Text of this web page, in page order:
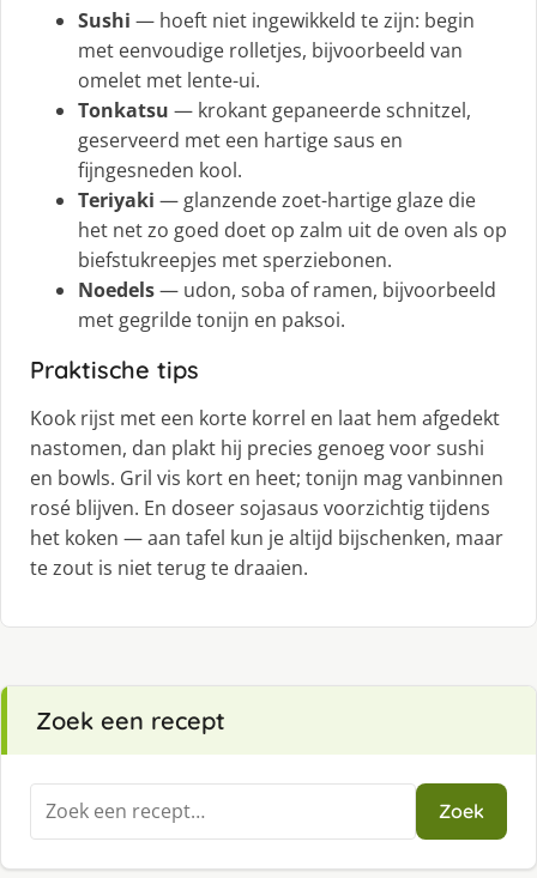
Sushi — hoeft niet ingewikkeld te zijn: begin
met eenvoudige rolletjes, bijvoorbeeld van
omelet met lente-ui.
Tonkatsu — krokant gepaneerde schnitzel,
geserveerd met een hartige saus en
fijngesneden kool.
Teriyaki — glanzende zoet-hartige glaze die
het net zo goed doet op zalm uit de oven als op
biefstukreepjes met sperziebonen.
Noedels— udon, soba of ramen, bijvoorbeeld
met gegrilde tonijn en paksoi.
Praktische tips
Kook rijst met een korte korrel en laat hem afgedekt
nastomen, dan plakt hij precies genoeg voor sushi
en bowls. Gril vis kort en heet; tonijn mag vanbinnen
rosé blijven. En doseer sojasaus voorzichtig tijdens
het koken — aan tafel kun je altijd bijschenken, maar
te zout is niet terug te draaien.
Zoek een recept
Zoeken
naar:
Zoek